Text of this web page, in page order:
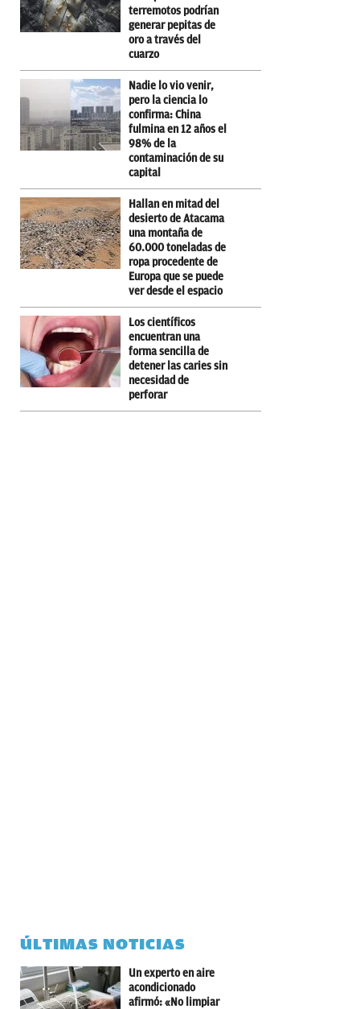
terremotos podrían
generar pepitas de
oro a través del
cuarzo
Nadie lo vio venir,
pero la ciencia lo
confirma: China
fulmina en 12 años el
98% de la
contaminación de su
capital
Hallan en mitad del
desierto de Atacama
una montaña de
60.000 toneladas de
ropa procedente de
Europa que se puede
ver desde el espacio
Los científicos
encuentran una
forma sencilla de
detener las caries sin
necesidad de
perforar
ÚLTIMAS NOTICIAS
Un experto en aire
acondicionado
afirmó: «No limpiar